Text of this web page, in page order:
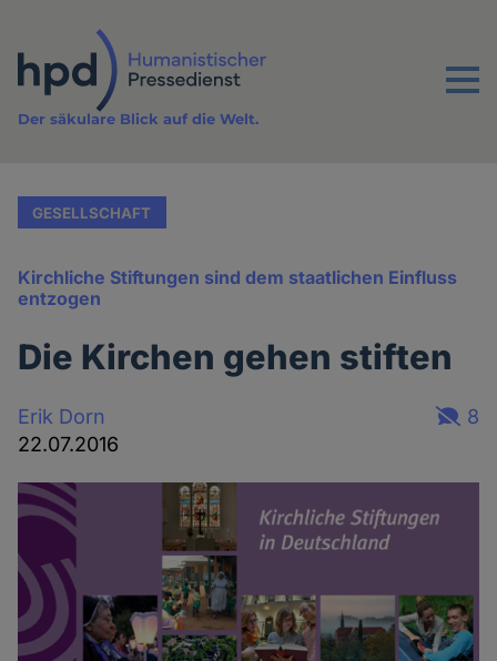
Inhalt
Menu
Der säkulare Blick auf die Welt.
GESELLSCHAFT
Kirchliche Stiftungen sind dem staatlichen Einfluss
entzogen
Die Kirchen gehen stiften
Erik Dorn
22.07.2016
8